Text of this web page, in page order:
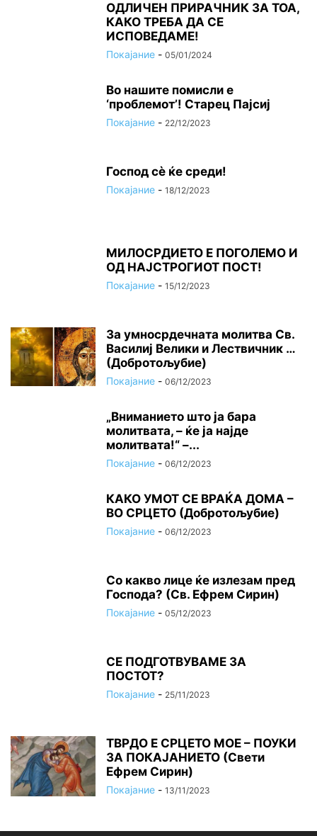
ОДЛИЧЕН ПРИРАЧНИК ЗА ТОА,
КАКО ТРЕБА ДА СЕ
ИСПОВЕДАМЕ!
Покајание - 05/01/2024
Во нашите помисли е
‘проблемот’! Старец Пајсиј
Покајание - 22/12/2023
Господ сѐ ќе среди!
Покајание - 18/12/2023
МИЛОСРДИЕТО Е ПОГОЛЕМО И
ОД НАЈСТРОГИОТ ПОСТ!
Покајание - 15/12/2023
За умносрдечната молитва Св.
Василиј Велики и Лествичник …
(Добротољубие)
Покајание - 06/12/2023
„Вниманието што jа бара
молитвата, – ќе jа најде
молитвата!“ –...
Покајание - 06/12/2023
КАКО УМОТ СЕ ВРАЌА ДОМА –
ВО СРЦЕТО (Добротољубие)
Покајание - 06/12/2023
Со какво лице ќе излезам пред
Господа? (Св. Ефрем Сирин)
Покајание - 05/12/2023
СЕ ПОДГОТВУВАМЕ ЗА
ПОСТОТ?
Покајание - 25/11/2023
ТВРДО Е СРЦЕТО МОЕ – ПОУКИ
ЗА ПОКАЈАНИЕТО (Свети
Ефрем Сирин)
Покајание - 13/11/2023